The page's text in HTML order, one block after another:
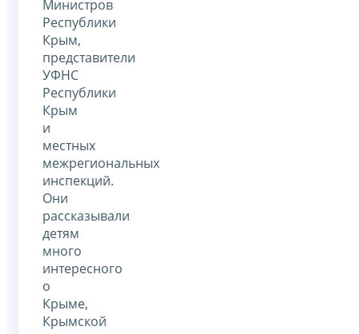
Министров
Республики
Крым,
представители
УФНС
Республики
Крым
и
местных
межрегиональных
инспекций.
Они
рассказывали
детям
много
интересного
о
Крыме,
Крымской